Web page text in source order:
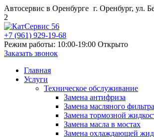
Автосервис в Оренбурге г. Оренбург, ул.
2
+7 (961) 929-19-68
Режим работы: 10:00-19:00 Открыто
Заказать звонок
Главная
Услуги
Техническое обслуживание
Замена антифриза
Замена масляного фильтра
Замена тормозной
Замена масла в мостах
Замена охлаждающей